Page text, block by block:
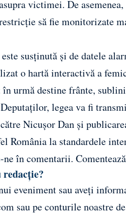
victimei. De
să fie monitorizate
susținută și de datele
o hartă interactivă a
urmă destine frânte,
legea va fi
Nicușor Dan și
România la standardele
ne în comentarii. Comentează
eveniment sau aveți
sau pe conturile noastre de